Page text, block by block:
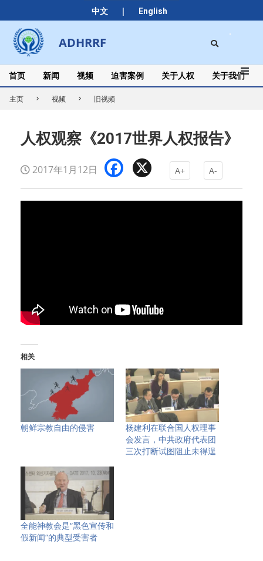
中文 | English
to
content
ADHRRF
Secondary
Navigation
Menu
首页 新闻 视频 迫害案例 关于人权 关于我们
主页 视频 旧视频
人权观察《2017世界人权报告》
2017年1月12日 Facebook A+ A-
相关
朝鲜宗教自由的侵害
杨建利在联合国人权理事
会发言，中共政府代表团
三次打断试图阻止未得逞
全能神教会是“黑色宣传和
假新闻“的典型受害者